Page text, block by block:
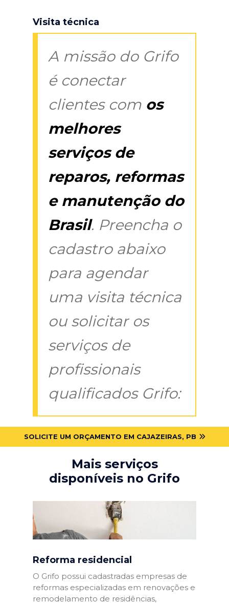
Visita técnica
A missão do Grifo
é conectar
clientes com os
melhores
serviços de
reparos, reformas
e manutenção do
Brasil. Preencha o
cadastro abaixo
para agendar
uma visita técnica
ou solicitar os
serviços de
profissionais
qualificados Grifo:
SOLICITE UM ORÇAMENTO EM CAJAZEIRAS, PB
Mais serviços
disponíveis no Grifo
Reforma residencial
O Grifo possui cadastradas empresas de
reformas especializadas em renovações e
remodelamento de residências,